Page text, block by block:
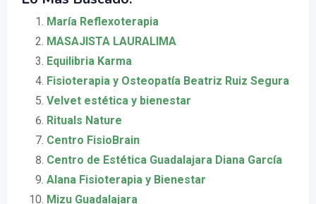
María Reflexoterapia
MASAJISTA LAURALIMA
Equilibria Karma
Fisioterapia y Osteopatía Beatriz Ruiz Segura
Velvet estética y bienestar
Rituals Nature
Centro FisioBrain
Centro de Estética Guadalajara Diana García
Alana Fisioterapia y Bienestar
Mizu Guadalajara